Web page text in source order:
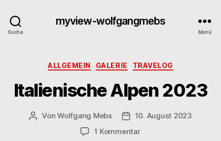
Suche
myview-wolfgangmebs
Menü
Kategorien
ALLGEMEIN GALERIE TRAVELOG
Italienische Alpen 2023
Beitragsautor
VonWolfgang Mebs Beitragsdatum
10. August 2023
1 Kommentarzu